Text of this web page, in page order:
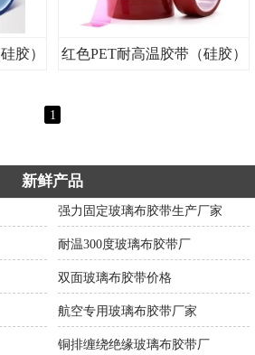
胶） 红色PET耐高温胶带（硅胶）
1
新鲜产品
强力固定玻璃布胶带生产厂家
耐温300度玻璃布胶带厂
双面玻璃布胶带价格
航空专用玻璃布胶带厂家
铜排缠绕绝缘玻璃布胶带厂